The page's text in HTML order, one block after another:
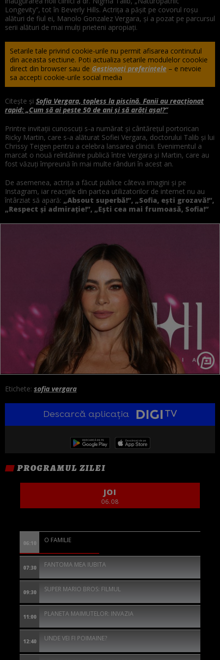
Longevity”, tot în Beverly Hills. Actrița a pășit pe covorul roșu
alături de fiul ei, Manolo Gonzalez Vergara, și a pozat pe parcursul
serii alături de mai mulți prieteni apropiați.
Setarile tale privind cookie-urile nu permit afisarea continutul
din aceasta sectiune. Poti actualiza setarile modulelor coookie
direct din browser sau de Gestionați preferințele – e nevoie
sa accepti cookie-urile social media
Citește și Sofia Vergara, topless la piscină. Fanii au reacționat
rapid: „Cum să ai peste 50 de ani și să arăți așa!?”
Printre invitații cunoscuți s-a numărat și cântărețul portorican
Ricky Martin, care s-a alăturat Sofiei Vergara, doctorului Talib și lui
Chrissy Teigen pentru a celebra lansarea clinicii. Evenimentul a
marcat o nouă reîntâlnire publică între Vergara și Martin, care au
fost văzuți împreună în mai multe rânduri în acest an.
De asemenea, actrița a făcut publice câteva imagini și pe
Instagram, iar reacțiile din partea utilizatorilor de internet nu au
întârziat să apară: „Absout superbă!”, „Sofia, ești grozavă!”,
„Respect și admirație!”, „Ești cea mai frumoasă, Sofia!”
Etichete: sofia vergara
Descarcă aplicația
PROGRAMUL ZILEI
JOI
06.08
06:10 O FAMILIE
07:30 FANTOMA MEA IUBITA
09:30 SUPER MARIO BROS: FILMUL
11:00 PLANETA MAIMUTELOR: INVAZIA
12:40 UNDE VEI FI POIMAINE?